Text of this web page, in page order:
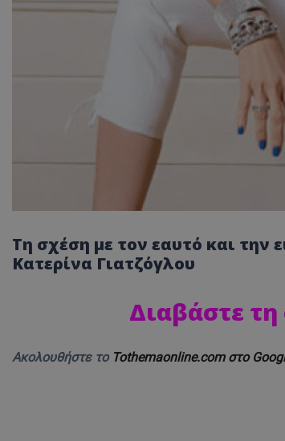
Τη σχέση με τον εαυτό και την
Κατερίνα Γιατζόγλου
Διαβάστε
Ακολουθήστε το Tothemaonline.com στο